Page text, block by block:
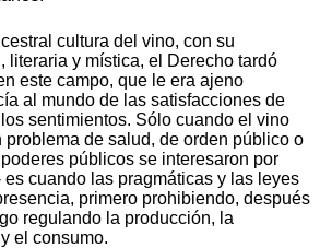
cultura del vino, con su
literaria y mística, el Derecho tardó
este campo, que le era ajeno
al mundo de las satisfacciones de
sentimientos. Sólo cuando el vino
problema de salud, de orden público o
públicos se interesaron por
cuando las pragmáticas y las leyes
primero prohibiendo, después
regulando la producción, la
el consumo.